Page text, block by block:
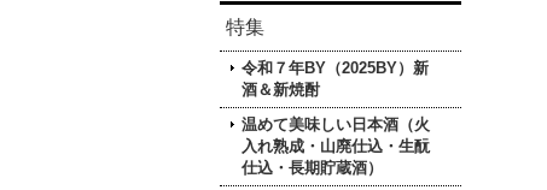
特集
令和７年BY（2025BY）新
酒＆新焼酎
温めて美味しい日本酒（火
入れ熟成・山廃仕込・生酛
仕込・長期貯蔵酒）